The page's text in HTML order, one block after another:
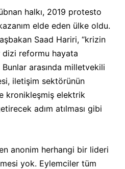
halkı, 2019 protesto
elde eden ülke oldu.
Saad Hariri, “krizin
reformu hayata
Bunlar arasında milletvekili
iletişim sektörünün
kronikleşmiş elektrik
adım atılması gibi
anonim herhangi bir lideri
yok. Eylemciler tüm